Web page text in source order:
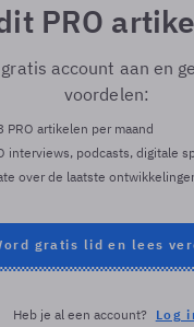
PRO
account aan en
voordelen:
PRO artikelen per maand
interviews, podcasts, digitale
over de laatste
gratis lid en lees
Heb je al een account? Log